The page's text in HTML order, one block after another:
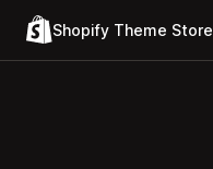
Shopify Theme Store